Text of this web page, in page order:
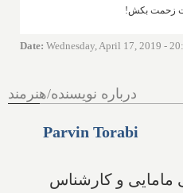
زحمت بکش!
Date: Wednesday, April 17, 2019 -
درباره نویسنده/هنرمند
Parvin Torabi
مامایی و کارشناس